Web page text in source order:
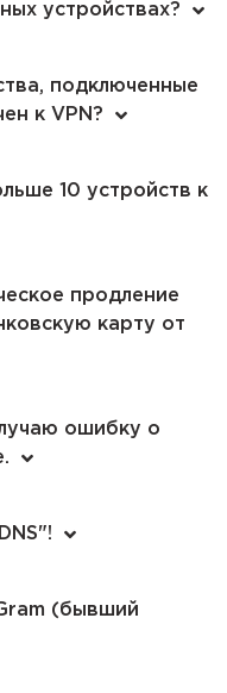
устройствах?
подключенные
к VPN?
10 устройств к
продление
карту от
ошибку о
(бывший